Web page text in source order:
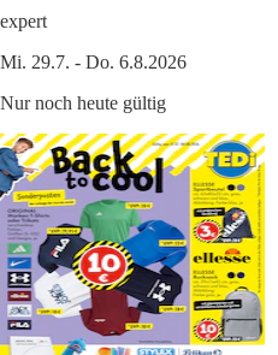
expert
Mi. 29.7. - Do. 6.8.2026
Nur noch heute gültig